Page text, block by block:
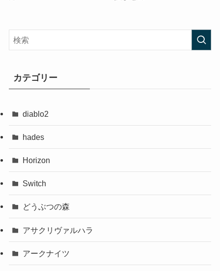
カテゴリー
diablo2
hades
Horizon
Switch
どうぶつの森
アサクリヴァルハラ
アークナイツ